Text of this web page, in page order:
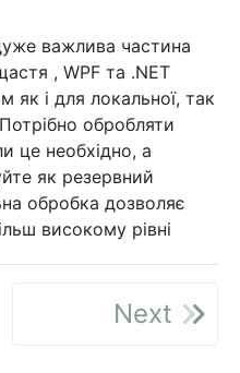
важлива частина
, WPF та .NET
як і для локальної, так
обробляти
це необхідно, а
як резервний
обробка дозволяє
високому рівні
Next